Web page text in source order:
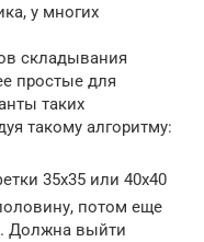
у многих
складывания
простые для
таких
такому алгоритму:
35х35 или 40х40
потом еще
Должна выйти